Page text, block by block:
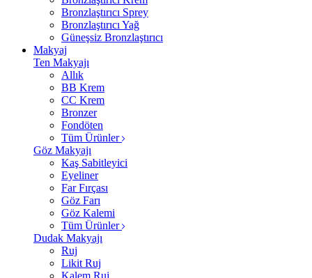
Bronzlaştırıcı Sprey
Bronzlaştırıcı Yağ
Güneşsiz Bronzlaştırıcı
Makyaj
Ten Makyajı
Allık
BB Krem
CC Krem
Bronzer
Fondöten
Tüm Ürünler
Göz Makyajı
Kaş Sabitleyici
Eyeliner
Far Fırçası
Göz Farı
Göz Kalemi
Tüm Ürünler
Dudak Makyajı
Ruj
Likit Ruj
Kalem Ruj